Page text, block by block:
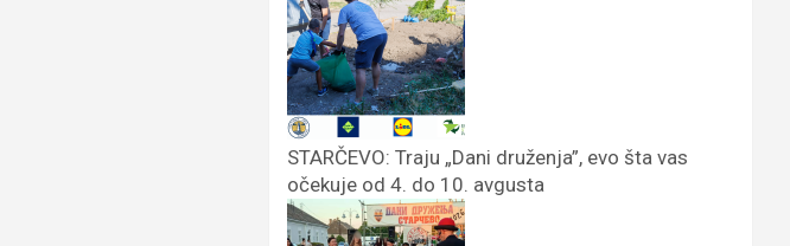
STARČEVO: Traju „Dani druženja”, evo šta vas
očekuje od 4. do 10. avgusta